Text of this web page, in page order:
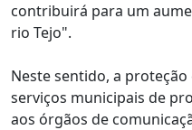
contribuirá para um
rio Tejo".
Neste sentido, a
serviços municipais de
aos órgãos de